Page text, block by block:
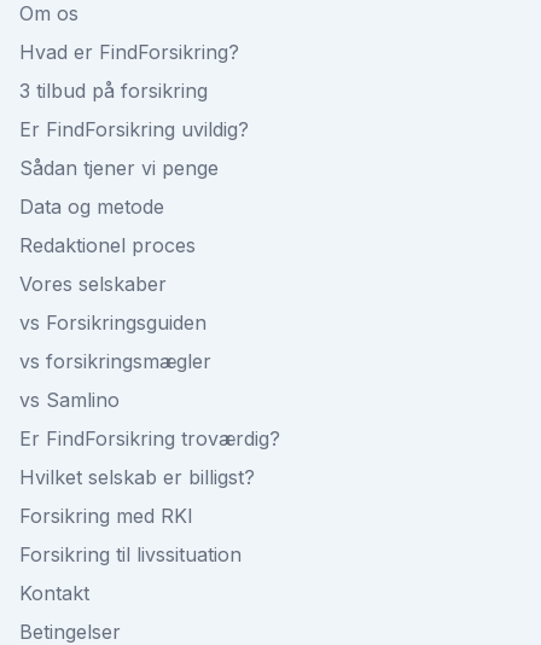
Om os
Hvad er FindForsikring?
3 tilbud på forsikring
Er FindForsikring uvildig?
Sådan tjener vi penge
Data og metode
Redaktionel proces
Vores selskaber
vs Forsikringsguiden
vs forsikringsmægler
vs Samlino
Er FindForsikring troværdig?
Hvilket selskab er billigst?
Forsikring med RKI
Forsikring til livssituation
Kontakt
Betingelser